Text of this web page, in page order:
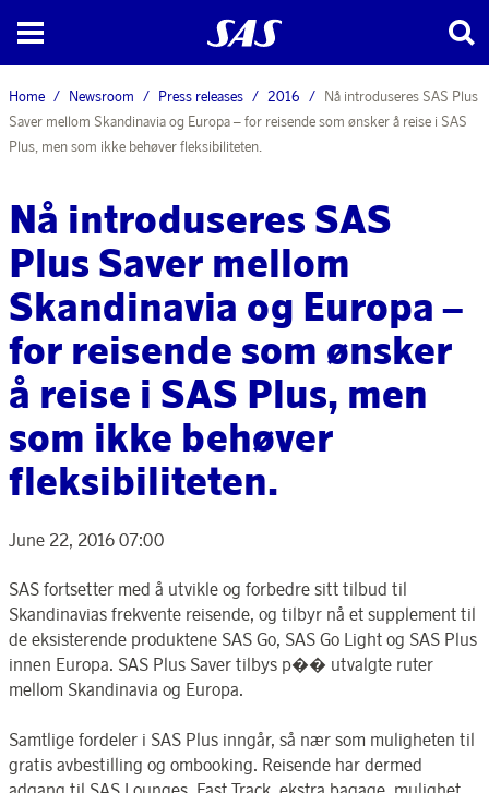
Home Newsroom Press releases 2016
Nå introduseres SAS Plus
Saver mellom Skandinavia og Europa – for reisende som ønsker å reise i SAS
Plus, men som ikke behøver fleksibiliteten.
Nå introduseres SAS
Plus Saver mellom
Skandinavia og Europa –
for reisende som ønsker
å reise i SAS Plus, men
som ikke behøver
fleksibiliteten.
June 22, 2016 07:00
SAS fortsetter med å utvikle og forbedre sitt tilbud til
Skandinavias frekvente reisende, og tilbyr nå et supplement til
de eksisterende produktene SAS Go, SAS Go Light og SAS Plus
innen Europa. SAS Plus Saver tilbys p�� utvalgte ruter
mellom Skandinavia og Europa.
Samtlige fordeler i SAS Plus inngår, så nær som muligheten til
gratis avbestilling og ombooking. Reisende har dermed